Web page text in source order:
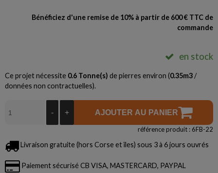
Bénéficiez d'une remise de 10% à partir de 600 € TTC de
commande
en stock
Ce projet nécessite 0.6 Tonne(s) de pierres environ (0.35m3 /
données non contractuelles).
- + AJOUTER AU PANIER
référence produit : 6FB-22
Livraison gratuite (hors Corse et îles) sous 3 à 6 jours ouvrés
Paiement sécurisé CB VISA, MASTERCARD, PAYPAL